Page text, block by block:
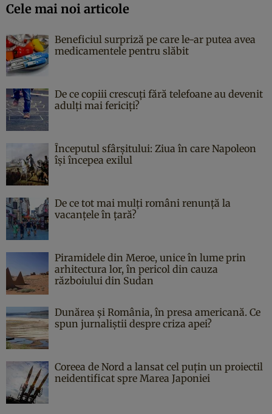
Cele mai noi articole
Beneficiul surpriză pe care le-ar putea avea
medicamentele pentru slăbit
De ce copiii crescuți fără telefoane au devenit
adulți mai fericiți?
Începutul sfârşitului: Ziua în care Napoleon
îşi începea exilul
De ce tot mai mulți români renunță la
vacanțele în țară?
Piramidele din Meroe, unice în lume prin
arhitectura lor, în pericol din cauza
războiului din Sudan
Dunărea și România, în presa americană. Ce
spun jurnaliștii despre criza apei?
Coreea de Nord a lansat cel puțin un proiectil
neidentificat spre Marea Japoniei